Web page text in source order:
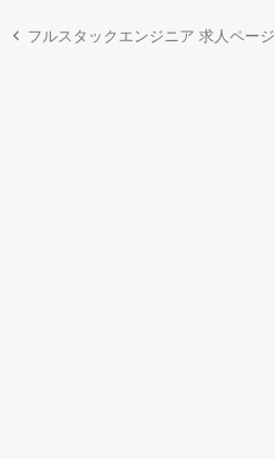
フルスタックエンジニア 求人ページ